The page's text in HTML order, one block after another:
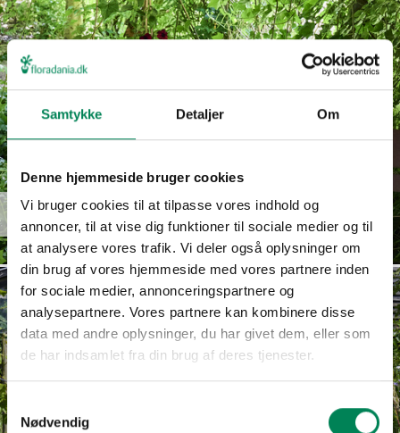
Samtykke Detaljer Om
Denne hjemmeside bruger cookies
Vi bruger cookies til at tilpasse vores indhold og
annoncer, til at vise dig funktioner til sociale medier og til
at analysere vores trafik. Vi deler også oplysninger om
din brug af vores hjemmeside med vores partnere inden
for sociale medier, annonceringspartnere og
analysepartnere. Vores partnere kan kombinere disse
data med andre oplysninger, du har givet dem, eller som
de har indsamlet fra din brug af deres tjenester.
Samtykkevalg
Nødvendig
Euphorbia
hypericifolia
Read more